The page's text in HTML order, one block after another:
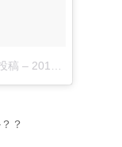
稿 – 2017 4月 21 12:46午前 PDT|
？